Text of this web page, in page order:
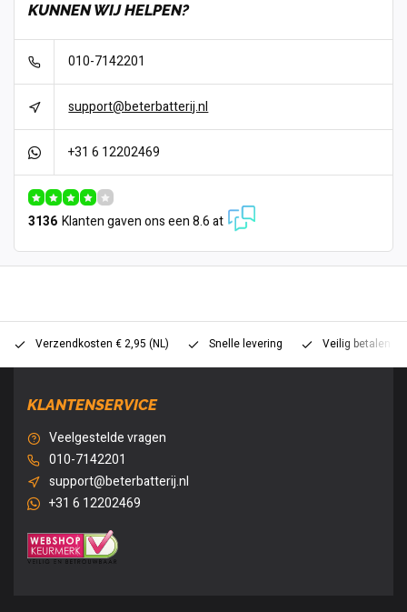
KUNNEN WIJ HELPEN?
010-7142201
support@beterbatterij.nl
+31 6 12202469
3136 Klanten gaven ons een 8.6 at
Verzendkosten € 2,95 (NL) Snelle levering Veilig betalen
KLANTENSERVICE
Veelgestelde vragen
010-7142201
support@beterbatterij.nl
+31 6 12202469